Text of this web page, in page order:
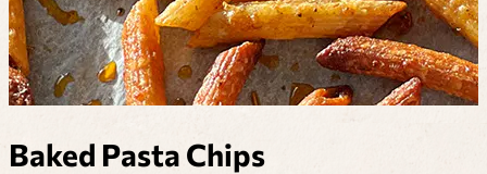
Baked Pasta Chips